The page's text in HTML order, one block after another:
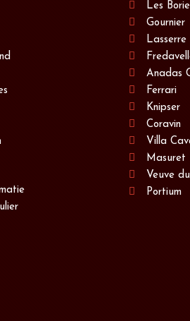
Les
Gournier
Lasserre
Anadas
Ferrari
Knipser
Coravin
Villa
Masuret
Veuve
Portium